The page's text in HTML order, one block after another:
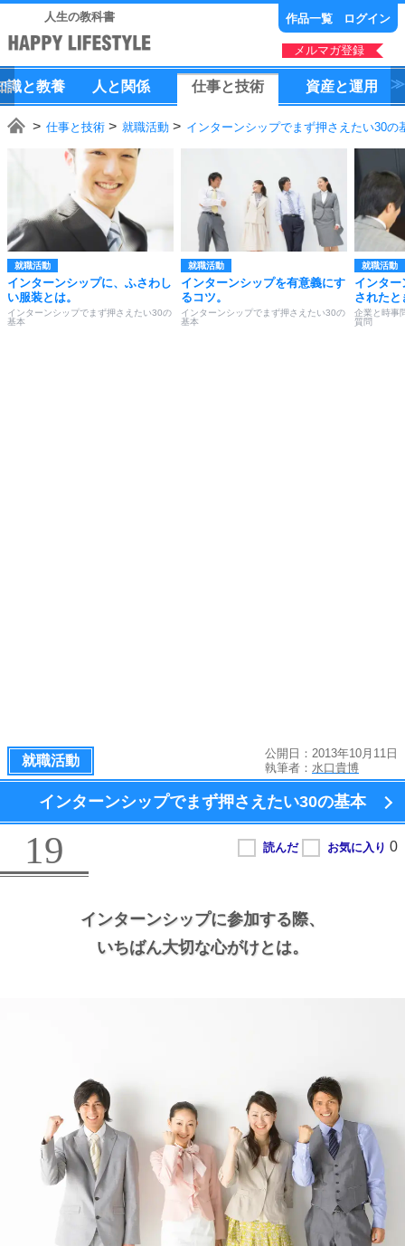
人生の教科書 作品一覧 ログイン
メルマガ登録
識と教養 人 と 関係 仕事と技術 資産と運用
仕事と技術 就職活動 インターンシップでまず押さえたい30の
就職活動
インターンシップに、ふさわし
い服装とは。
インターンシップでまず押さえたい30の
基本
就職活動
インターンシップを有意義にす
るコツ。
インターンシップでまず押さえたい30の
基本
就職活動
インタ
されたと
企業と時事
質問
就職活動
公開日：2013年10月11日
執筆者： 水口貴博
インターンシップでまず押さえたい30の基本
19
インターンシップに参加する際、
いちばん大切な心がけとは。